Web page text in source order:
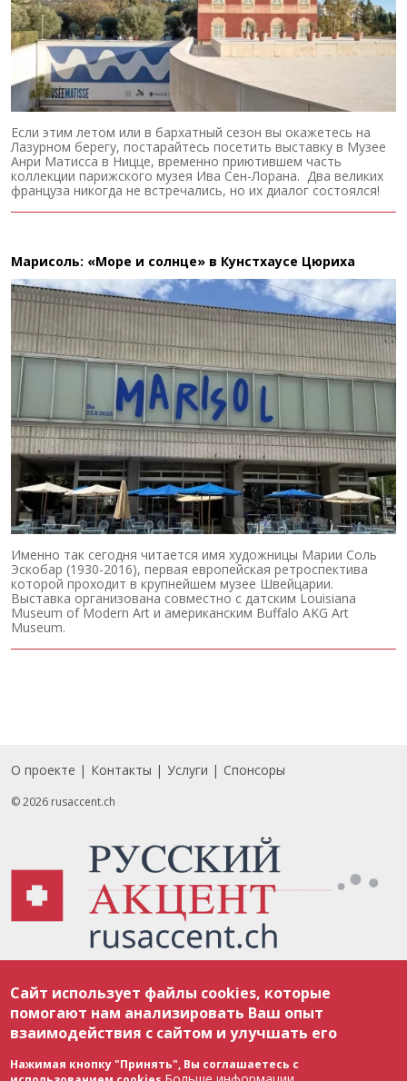
Если этим летом или в бархатный сезон вы окажетесь на
Лазурном берегу, постарайтесь посетить выставку в Музее
Анри Матисса в Ницце, временно приютившем часть
коллекции парижского музея Ива Сен-Лорана. Два великих
француза никогда не встречались, но их диалог состоялся!
Марисоль: «Море и солнце» в Кунстхаусе Цюриха
Именно так сегодня читается имя художницы Марии Соль
Эскобар (1930-2016), первая европейская ретроспектива
которой проходит в крупнейшем музее Швейцарии.
Выставка организована совместно с датским Louisiana
Museum of Modern Art и американским Buffalo AKG Art
Museum.
Footer
О проекте Контакты Услуги Спонсоры
© 2026 rusaccent.ch
соответствии с законодательством Швейцарии об авторском праве и
международными соглашениями. Полное или частичное использование
материалов возможно только с разрешения редакции. В случае полного
или частичного воспроизведения материалов сайта rusaccent.ch,
ОБЯЗАТЕЛЬНА АКТИВНАЯ ГИПЕРССЫЛКА на конкретный заимствованный
текст. Фотоизображения, размещенные редакцией rusaccent.ch, являются
ее исключительной собственностью. Полное или частичное
Сайт использует файлы cookies, которые
помогают нам анализировать Ваш опыт
взаимодействия с сайтом и улучшать его
Нажимая кнопку "Принять", Вы соглашаетесь с